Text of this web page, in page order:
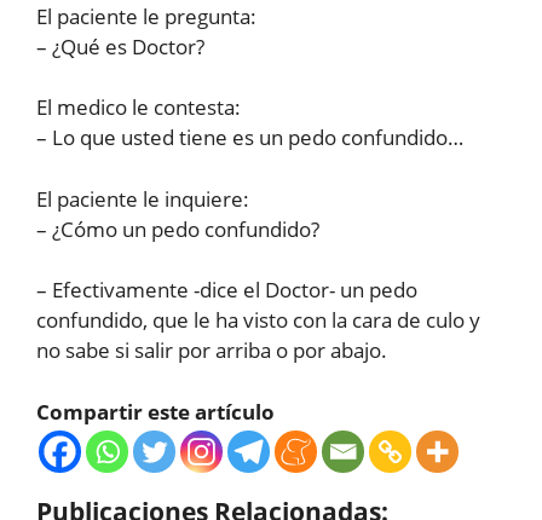
El paciente le pregunta:
– ¿Qué es Doctor?
El medico le contesta:
– Lo que usted tiene es un pedo confundido…
El paciente le inquiere:
– ¿Cómo un pedo confundido?
– Efectivamente -dice el Doctor- un pedo
confundido, que le ha visto con la cara de culo y
no sabe si salir por arriba o por abajo.
Compartir este artículo
Publicaciones Relacionadas: